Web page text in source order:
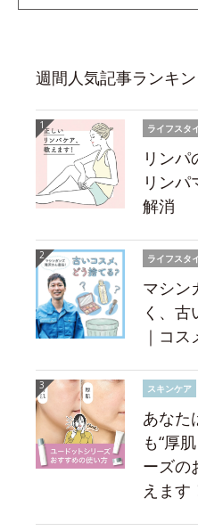
週間人気記事ランキ
ライフスタ
リンパ
リンパ
解消
ライフスタ
マシン
く、古
｜コ
スキンケア
あなた
も“厚
ーズの
えます